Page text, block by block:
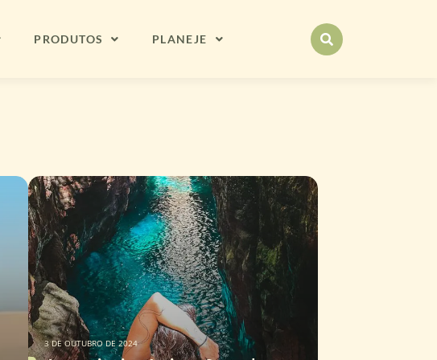
PRODUTOS PLANEJE
3 DE OUTUBRO DE 2024